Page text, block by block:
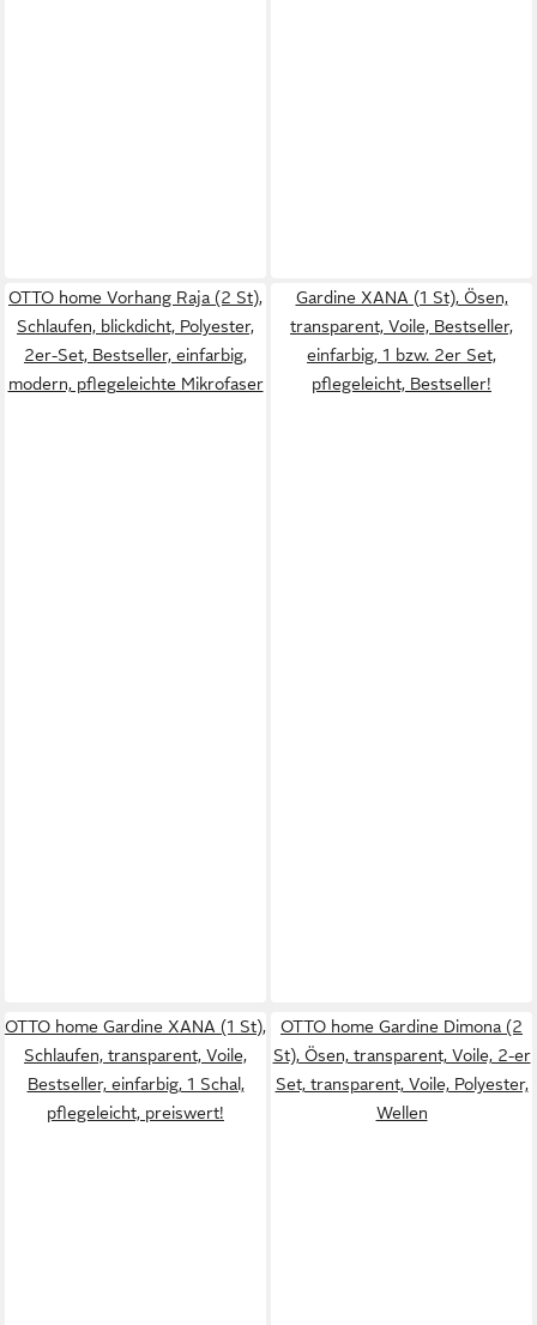
OTTO home Vorhang Raja (2 St),
Schlaufen, blickdicht, Polyester,
2er-Set, Bestseller, einfarbig,
modern, pflegeleichte Mikrofaser
Gardine XANA (1 St), Ösen,
transparent, Voile, Bestseller,
einfarbig, 1 bzw. 2er Set,
pflegeleicht, Bestseller!
OTTO home Gardine XANA (1 St),
Schlaufen, transparent, Voile,
Bestseller, einfarbig, 1 Schal,
pflegeleicht, preiswert!
OTTO home Gardine Dimona (2
St), Ösen, transparent, Voile, 2-er
Set, transparent, Voile, Polyester,
Wellen